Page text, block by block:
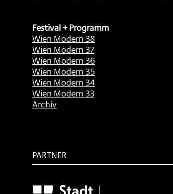
Festival + Programm
Wien Modern 38
Wien Modern 37
Wien Modern 36
Wien Modern 35
Wien Modern 34
Wien Modern 33
Archiv
PARTNER